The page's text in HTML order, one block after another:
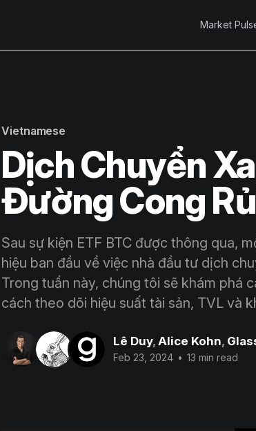
Market
Vietnamese
Dịch Chuyển
Đường Cong
Sau sự kiện ETF BTC được thông qua,
hiệu ban đầu về việc nhà đầu tư dịch
Trong tuần này, chúng tôi sẽ khám phá
cách theo dõi hiệu suất tài sản, TVL và
Lê Duy, Alice Kohn,
Feb 23, 2024 • 13 min read